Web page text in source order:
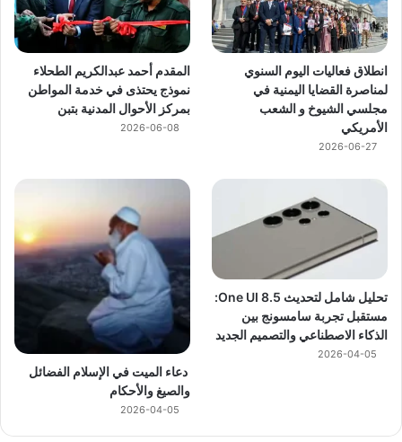
انطلاق فعاليات اليوم السنوي
لمناصرة القضايا اليمنية في
مجلسي الشيوخ و الشعب
الأمريكي
2026-06-27
المقدم أحمد عبدالكريم الطحلاء
نموذج يحتذى في خدمة المواطن
بمركز الأحوال المدنية بتبن
2026-06-08
تحليل شامل لتحديث One UI 8.5:
مستقبل تجربة سامسونج بين
الذكاء الاصطناعي والتصميم الجديد
2026-04-05
دعاء الميت في الإسلام الفضائل
والصيغ والأحكام
2026-04-05